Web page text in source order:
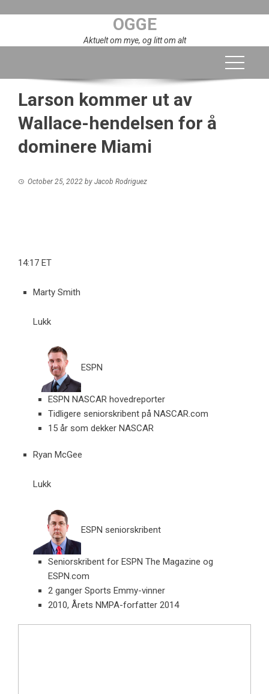
OGGE
Aktuelt om mye, og litt om alt
Larson kommer ut av
Wallace-hendelsen for å
dominere Miami
October 25, 2022 by Jacob Rodriguez
14:17 ET
Marty Smith
Lukk
ESPN
ESPN NASCAR hovedreporter
Tidligere seniorskribent på NASCAR.com
15 år som dekker NASCAR
Ryan McGee
Lukk
ESPN seniorskribent
Seniorskribent for ESPN The Magazine og
ESPN.com
2 ganger Sports Emmy-vinner
2010, Årets NMPA-forfatter 2014